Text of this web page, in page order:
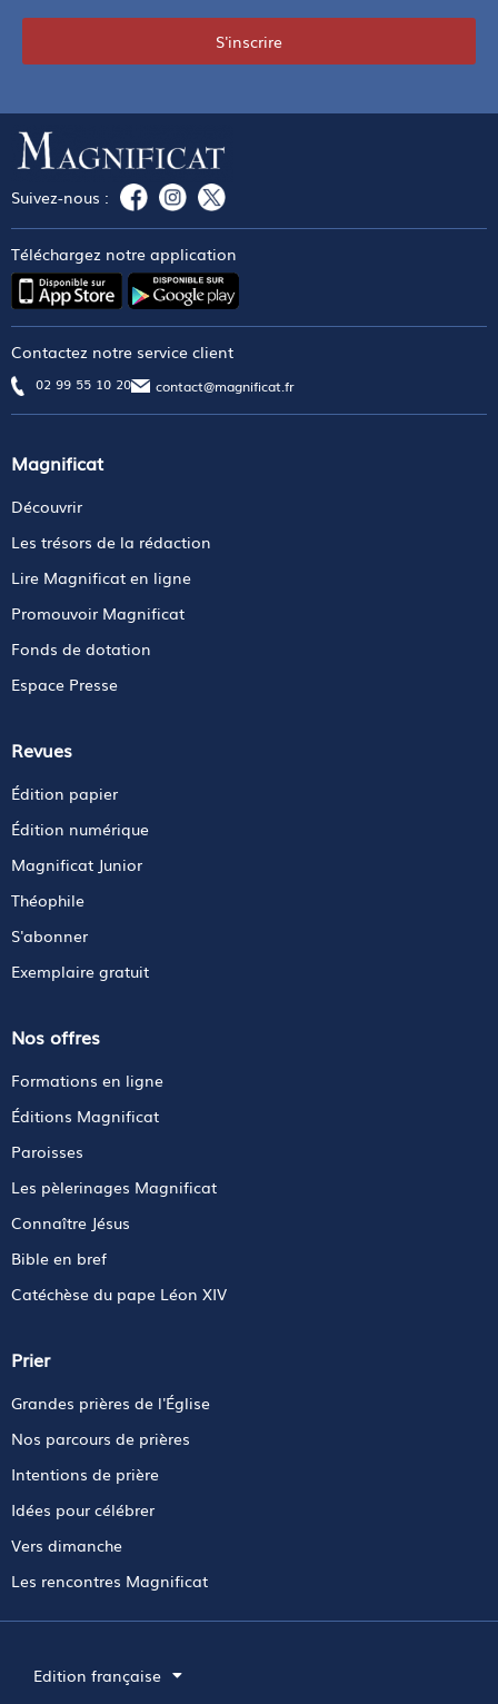
S'inscrire
Suivez-nous :
Téléchargez notre application
Contactez notre service client
02 99 55 10 20 contact@magnificat.fr
Magnificat
Découvrir
Les trésors de la rédaction
Lire Magnificat en ligne
Promouvoir Magnificat
Fonds de dotation
Espace Presse
Revues
Édition papier
Édition numérique
Magnificat Junior
Théophile
S'abonner
Exemplaire gratuit
Nos offres
Formations en ligne
Éditions Magnificat
Paroisses
Les pèlerinages Magnificat
Connaître Jésus
Bible en bref
Catéchèse du pape Léon XIV
Prier
Grandes prières de l'Église
Nos parcours de prières
Intentions de prière
Idées pour célébrer
Vers dimanche
Les rencontres Magnificat
Edition française